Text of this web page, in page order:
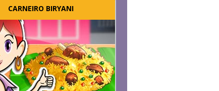
CARNEIRO BIRYANI